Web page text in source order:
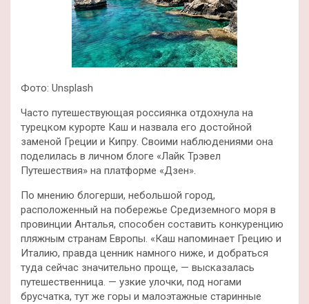
Фото: Unsplash
Часто путешествующая россиянка отдохнула на
турецком курорте Каш и назвала его достойной
заменой Греции и Кипру. Своими наблюдениями она
поделилась в личном блоге «Лайк Трэвел
Путешествия» на платформе «Дзен».
По мнению блогерши, небольшой город,
расположенный на побережье Средиземного моря в
провинции Анталья, способен составить конкуренцию
пляжным странам Европы. «Каш напоминает Грецию и
Италию, правда ценник намного ниже, и добраться
туда сейчас значительно проще, — высказалась
путешественница. — узкие улочки, под ногами
брусчатка, тут же горы и малоэтажные старинные